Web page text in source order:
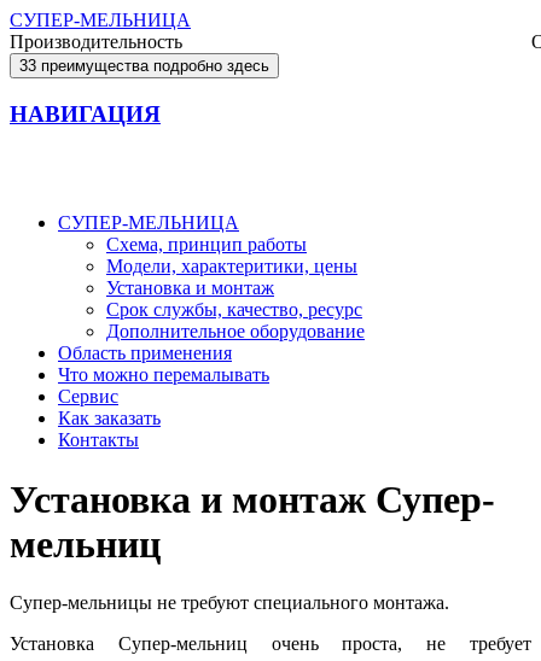
СУПЕР-МЕЛЬНИЦА
Производительность
33 преимущества подробно здесь
НАВИГАЦИЯ
СУПЕР-МЕЛЬНИЦА
Схема, принцип работы
Модели, характеритики, цены
Установка и монтаж
Срок службы, качество, ресурс
Дополнительное оборудование
Область применения
Что можно перемалывать
Сервис
Как заказать
Контакты
Установка и монтаж Супер-
мельниц
Супер-мельницы не требуют специального монтажа.
Установка Супер-мельниц очень проста, не требует